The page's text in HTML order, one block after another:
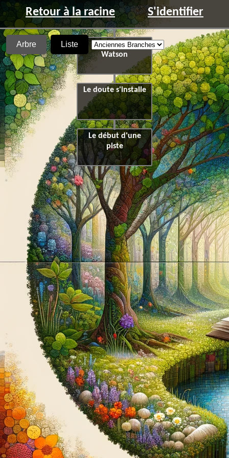
Retour à la racine S'identifier
Arbre Liste
Le cas Emilie
Watson
Le doute s'installe
Le début d'une
piste